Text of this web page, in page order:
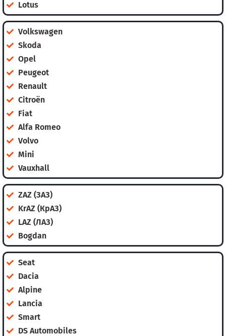
Lotus
Volkswagen
Skoda
Opel
Peugeot
Renault
Citroën
Fiat
Alfa Romeo
Volvo
Mini
Vauxhall
ZAZ (ЗАЗ)
KrAZ (КрАЗ)
LAZ (ЛАЗ)
Bogdan
Seat
Dacia
Alpine
Lancia
Smart
DS Automobiles